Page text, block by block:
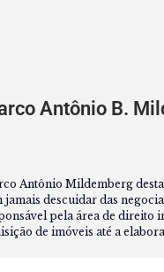
Antônio B.
Antônio Mildemberg
jamais descuidar das
pela área de direito
de imóveis até a